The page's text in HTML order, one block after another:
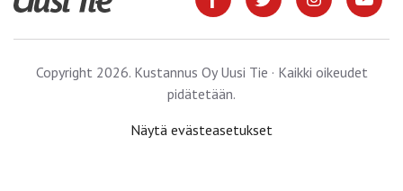
Copyright 2026. Kustannus Oy Uusi Tie · Kaikki oikeudet
pidätetään.
Näytä evästeasetukset